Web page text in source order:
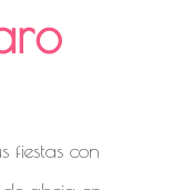
fiestas con